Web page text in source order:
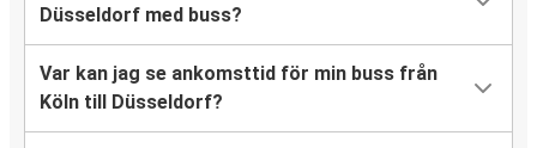
Düsseldorf med buss?
Var kan jag se ankomsttid för min buss från
Köln till Düsseldorf?